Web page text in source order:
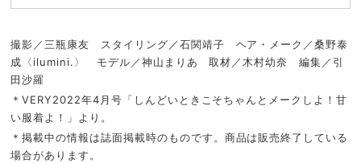
撮影／三瓶康友 スタイリング／石関靖子 ヘア・メーク／桑野泰
成〈ilumini.〉 モデル／神山まりあ 取材／木村幼奈 編集／引
田沙羅
＊VERY2022年4月号「しんどいときこそちゃんとメークしよ！甘
い服着よ！」より。
＊掲載中の情報は誌面掲載時のものです。商品は販売終了している
場合があります。